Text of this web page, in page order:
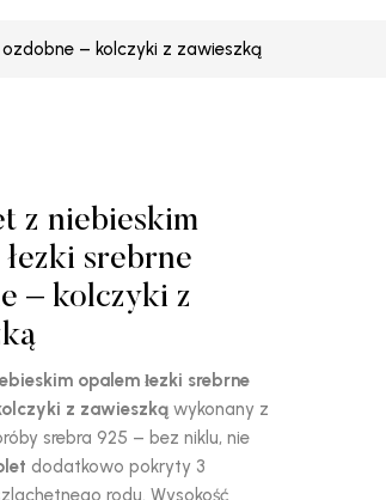
ozdobne – kolczyki z zawieszką
z niebieskim
srebrne
– kolczyki z
opalem łezki srebrne
z zawieszkąwykonany z
srebra 925 – bez niklu, nie
dodatkowo pokryty 3
rodu. Wysokość